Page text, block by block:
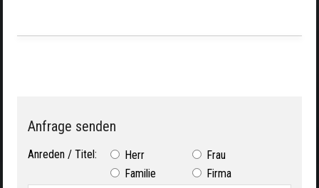
Anfrage senden
Anreden / Titel: Herr
Frau
Familie
Firma